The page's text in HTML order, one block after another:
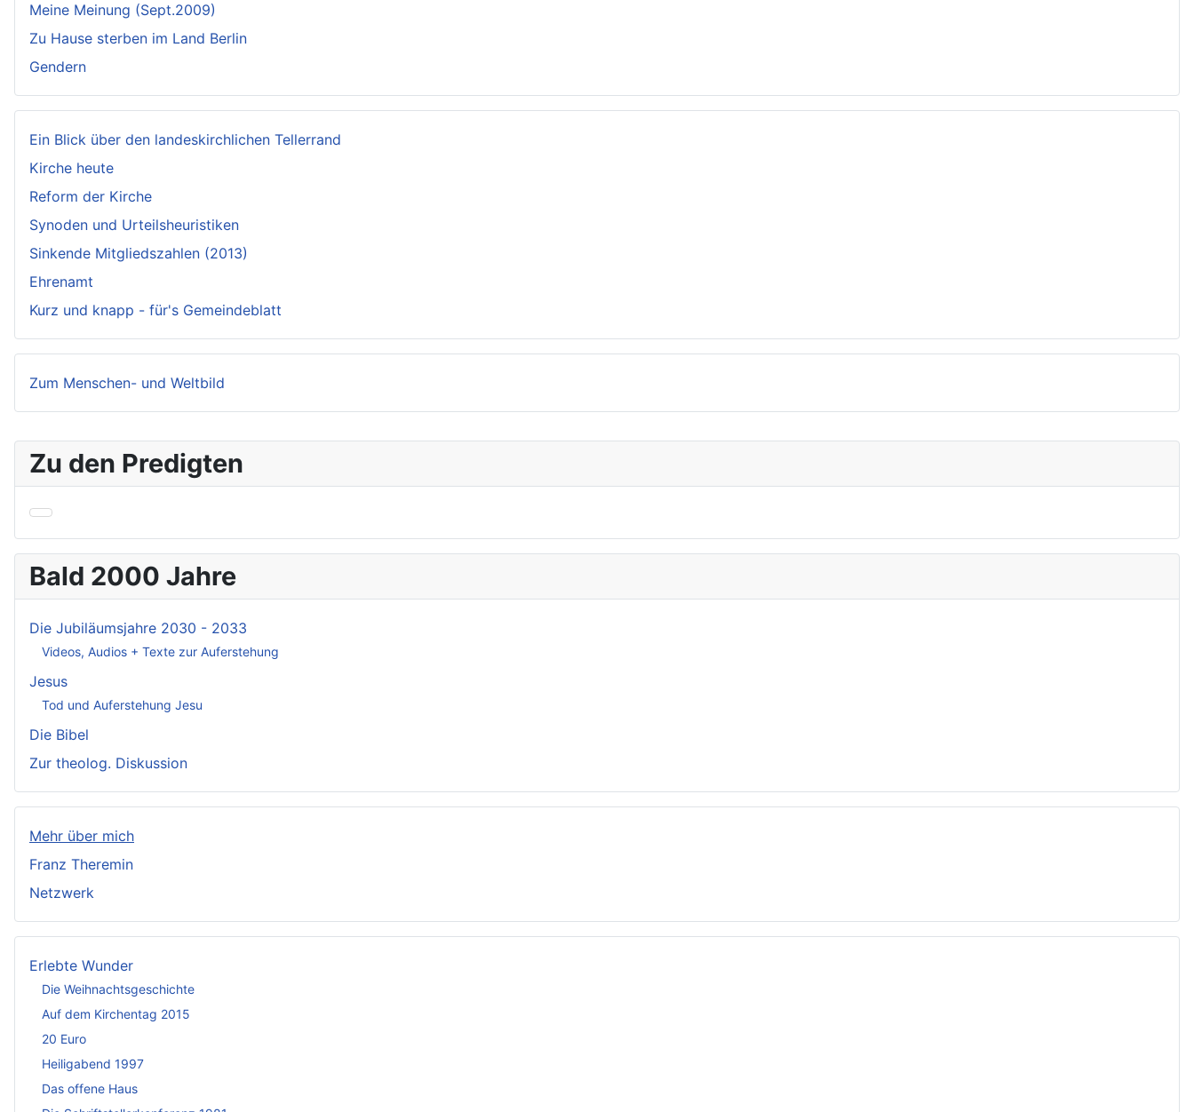
Zu den Predigten
Bald 2000 Jahre
Die Jubiläumsjahre 2030 - 2033
Videos, Audios + Texte zur Auferstehung
Jesus
Tod und Auferstehung Jesu
Die Bibel
Zur theolog. Diskussion
Mehr über mich
Franz Theremin
Netzwerk
Erlebte Wunder
Die Weihnachtsgeschichte
Auf dem Kirchentag 2015
20 Euro
Heiligabend 1997
Das offene Haus
Meine Meinung (Sept.2009)
Zu Hause sterben im Land Berlin
Gendern
Ein Blick über den landeskirchlichen Tellerrand
Kirche heute
Reform der Kirche
Synoden und Urteilsheuristiken
Sinkende Mitgliedszahlen (2013)
Ehrenamt
Kurz und knapp - für's Gemeindeblatt
Zum Menschen- und Weltbild